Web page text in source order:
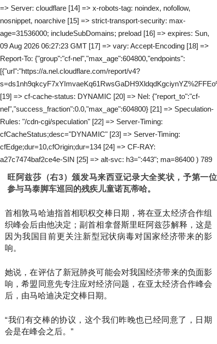
=> Server: cloudflare [14] => x-robots-tag: noindex, nofollow,
nosnippet, noarchive [15] => strict-transport-security: max-
age=31536000; includeSubDomains; preload [16] => expires: Sun,
09 Aug 2026 06:27:23 GMT [17] => vary: Accept-Encoding [18] =>
Report-To: {"group":"cf-nel","max_age":604800,"endpoints":
[{"url":"https://a.nel.cloudflare.com/report/v4?
[19] => cf-cache-status: DYNAMIC [20] => Nel: {"report_to":"cf-
nel","success_fraction":0.0,"max_age":604800} [21] => Speculation-
Rules: "/cdn-cgi/speculation" [22] => Server-Timing:
cfCacheStatus;desc="DYNAMIC" [23] => Server-Timing:
cfEdge;dur=10,cfOrigin;dur=134 [24] => CF-RAY:
a27c7474baf2ce4e-SIN [25] => alt-svc: h3=":443"; ma=86400 ) 789
旺阿兹莎（右3）颁发马来西亚记录大全奖状，予第一位
参与马泰脚车巡回的残疾儿童诺瓦蒂哈。
首相敦马哈迪指首相职权交棒日期，将在亚太经济合作组
织峰会后由他决定；副首相拿督斯里旺阿兹莎解释，这是
因为我国目前更关注新型冠状病毒对国家经济带来的影
响。
她说，在评估了新冠肺炎可能会对我国经济带来的负面影
响，希盟同意先专注应对经济问题，在亚太经济合作峰会
后，由马哈迪决定交棒日期。
“我们有交棒的协议，这个我们昨晚也已经同意了，日期
会是在峰会之后。”